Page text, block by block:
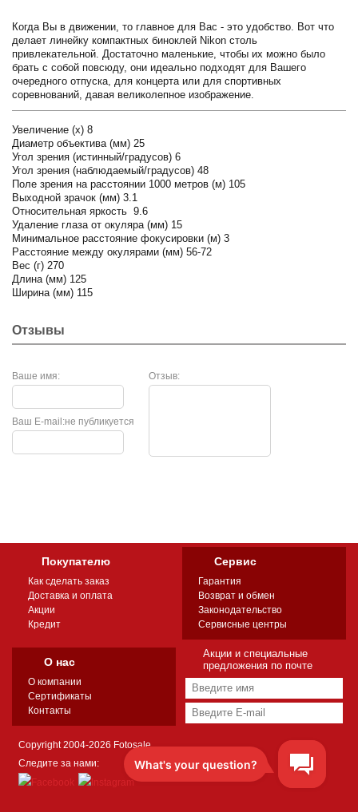
Когда Вы в движении, то главное для Вас - это удобство. Вот что
делает линейку компактных биноклей Nikon столь
привлекательной. Достаточно маленькие, чтобы их можно было
брать с собой повсюду, они идеально подходят для Вашего
очередного отпуска, для концерта или для спортивных
соревнований, давая великолепное изображение.
Увеличение (х) 8
Диаметр объектива (мм) 25
Угол зрения (истинный/градусов) 6
Угол зрения (наблюдаемый/градусов) 48
Поле зрения на расстоянии 1000 метров (м) 105
Выходной зрачок (мм) 3.1
Относительная яркость 9.6
Удаление глаза от окуляра (мм) 15
Минимальное расстояние фокусировки (м) 3
Расстояние между окулярами (мм) 56-72
Вес (г) 270
Длина (мм) 125
Ширина (мм) 115
Отзывы
Ваше имя: Отзыв:
не публикуется
Ваш E-mail:
Покупателю
Как сделать заказ
Доставка и оплата
Акции
Кредит
Сервис
Гарантия
Возврат и обмен
Законодательство
Сервисные центры
О нас
О компании
Сертификаты
Контакты
Акции и специальные
предложения по почте
Copyright 2004-2026 Fotosale
Следите за нами: